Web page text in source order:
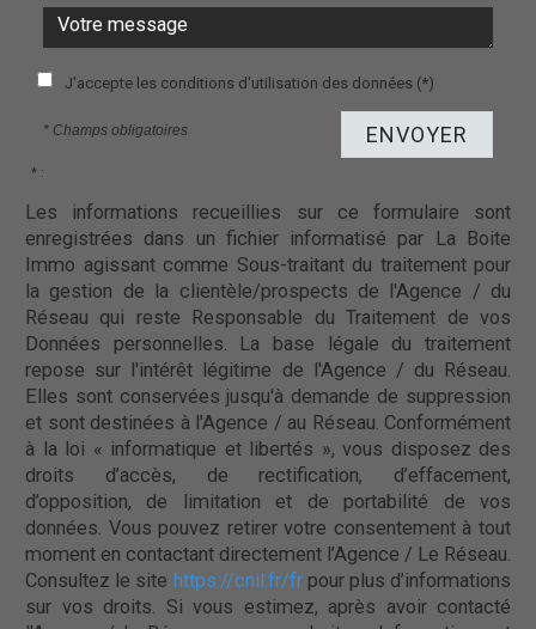
J'accepte les conditions d'utilisation des données (*)
* Champs obligatoires ENVOYER
* :
Les informations recueillies sur ce formulaire sont
enregistrées dans un fichier informatisé par La Boite
Immo agissant comme Sous-traitant du traitement pour
la gestion de la clientèle/prospects de l'Agence / du
Réseau qui reste Responsable du Traitement de vos
Données personnelles. La base légale du traitement
repose sur l'intérêt légitime de l'Agence / du Réseau.
Elles sont conservées jusqu'à demande de suppression
et sont destinées à l'Agence / au Réseau. Conformément
à la loi « informatique et libertés », vous disposez des
droits d’accès, de rectification, d’effacement,
d’opposition, de limitation et de portabilité de vos
données. Vous pouvez retirer votre consentement à tout
moment en contactant directement l’Agence / Le Réseau.
Consultez le site https://cnil.fr/frpour plus d’informations
sur vos droits. Si vous estimez, après avoir contacté